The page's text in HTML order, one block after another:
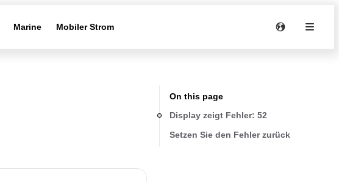
Marine Mobiler Strom
On this page
Display zeigt Fehler: 52
Setzen Sie den Fehler zurück